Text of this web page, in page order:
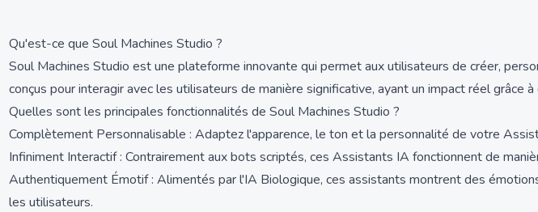
Qu'est-ce que Soul Machines Studio ?
Soul Machines Studio est une plateforme innovante qui permet aux utilisateurs de créer,
conçus pour interagir avec les utilisateurs de manière significative, ayant un impact réel grâce
Quelles sont les principales fonctionnalités de Soul Machines Studio ?
Complètement Personnalisable : Adaptez l'apparence, le ton et la personnalité de votre
Infiniment Interactif : Contrairement aux bots scriptés, ces Assistants IA fonctionnent de
Authentiquement Émotif : Alimentés par l'IA Biologique, ces assistants montrent des
les utilisateurs.